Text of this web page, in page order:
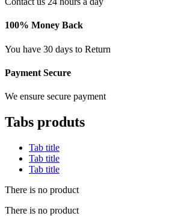
100% Money Back
You have 30 days to Return
Payment Secure
We ensure secure payment
Tabs produts
Tab title
Tab title
Tab title
There is no product
There is no product